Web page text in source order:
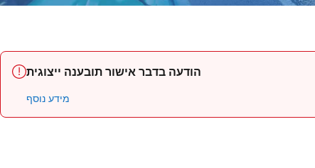
הודעה בדבר אישור תובענה ייצוגית
מידע נוסף